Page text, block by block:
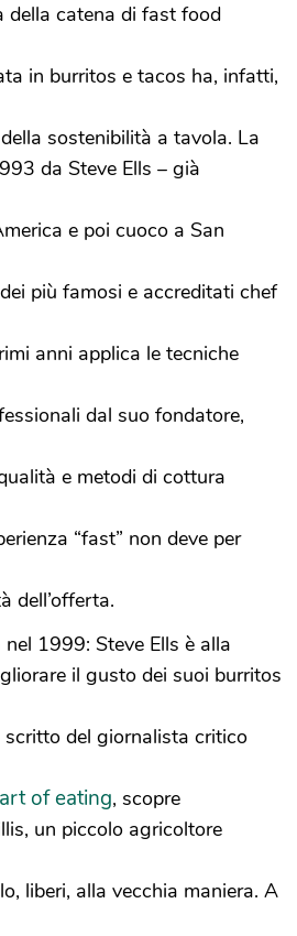
della catena di fast food
in burritos e tacos ha, infatti,
sostenibilità a tavola. La
da Steve Ells – già
e poi cuoco a San
più famosi e accreditati chef
anni applica le tecniche
dal suo fondatore,
e metodi di cottura
“fast” non deve per
dell’offerta.
1999: Steve Ells è alla
il gusto dei suoi burritos
del giornalista critico
of eating, scopre
un piccolo agricoltore
liberi, alla vecchia maniera. A